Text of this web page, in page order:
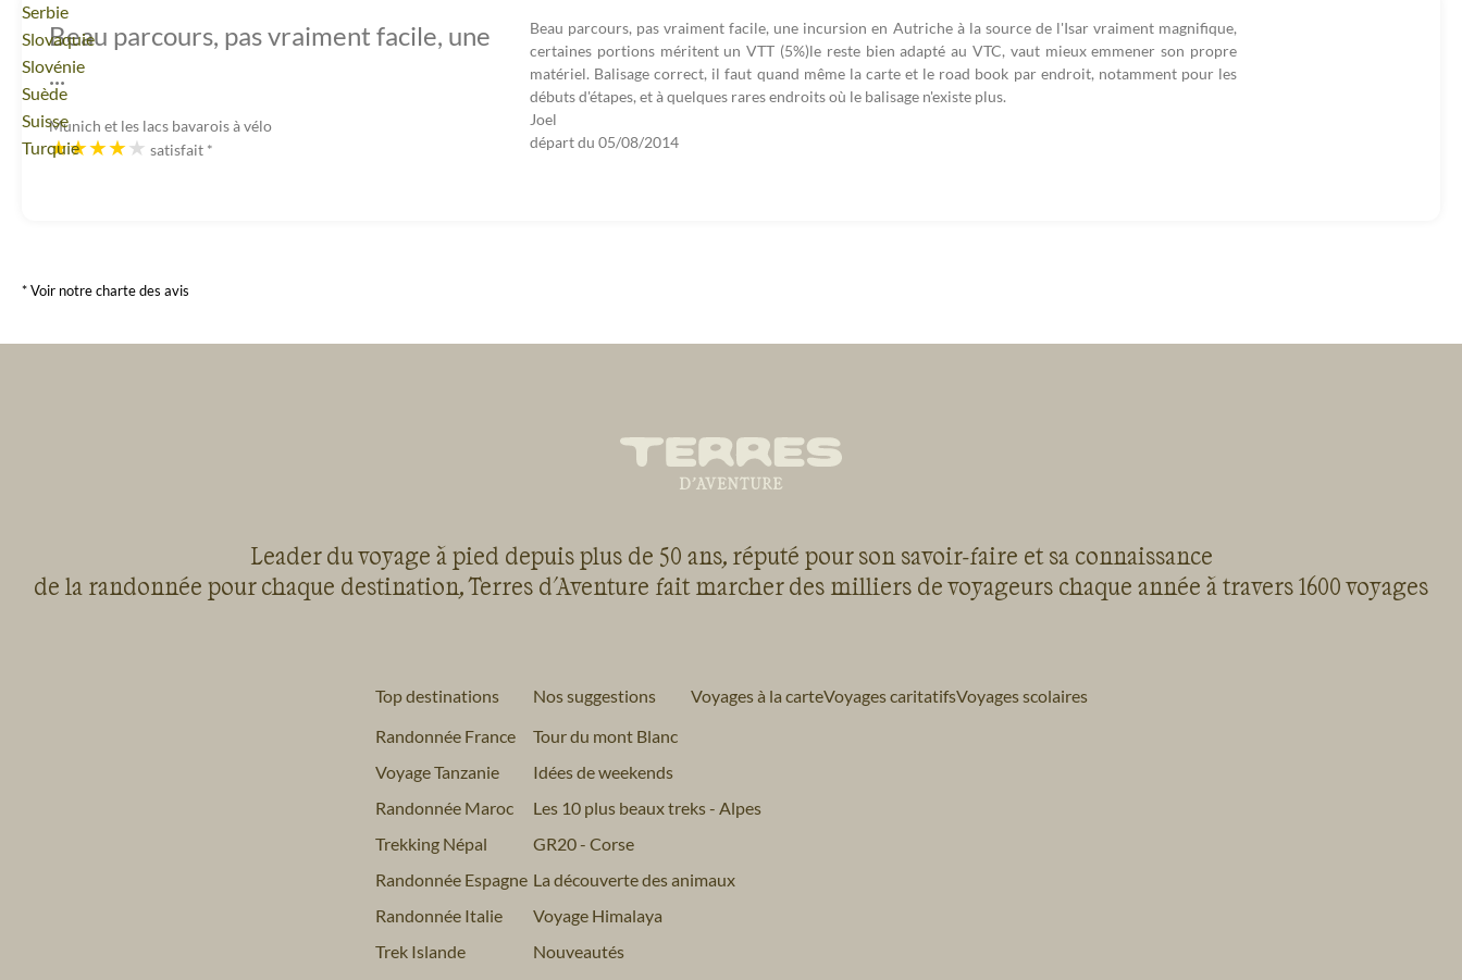
Voyage
Serbie
Voyage
Slovaquie
Voyage
Slovénie
Voyage
Suède
Voyage
Suisse
Voyage
Turquie
Beau parcours, pas vraiment facile, une
...
Munich et les lacs bavarois à vélo
satisfait *
Beau parcours, pas vraiment facile, une incursion en Autriche à la source de l'Isar vraiment magnifique,
certaines portions méritent un VTT (5%)le reste bien adapté au VTC, vaut mieux emmener son propre
matériel. Balisage correct, il faut quand même la carte et le road book par endroit, notamment pour les
débuts d'étapes, et à quelques rares endroits où le balisage n'existe plus.
Joel
départ du 05/08/2014
* Voir notre charte des avis
Leader du voyage à pied depuis plus de 50 ans, réputé pour son savoir-faire et sa connaissance
de la randonnée pour chaque destination, Terres d'Aventure fait marcher des milliers de voyageurs chaque année à travers 1600 voyages
Top destinations
Randonnée France
Voyage Tanzanie
Randonnée Maroc
Trekking Népal
Randonnée Espagne
Randonnée Italie
Trek Islande
Nos suggestions
Tour du mont Blanc
Idées de weekends
Les 10 plus beaux treks - Alpes
GR20 - Corse
La découverte des animaux
Voyage Himalaya
Nouveautés
Voyages à la carteVoyages caritatifsVoyages scolaires